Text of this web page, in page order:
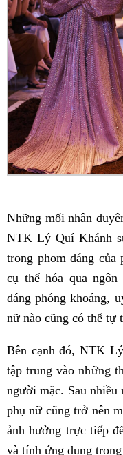
Những mối nhân
NTK Lý Quí Khánh
trong phom dáng
cụ thể hóa qua
dáng phóng khoáng,
nữ nào cũng có thể tự
Bên cạnh đó, NTK
tập trung vào những
người mặc. Sau nhiều
phụ nữ cũng trở nên
ảnh hưởng trực tiếp
và tính ứng dụng